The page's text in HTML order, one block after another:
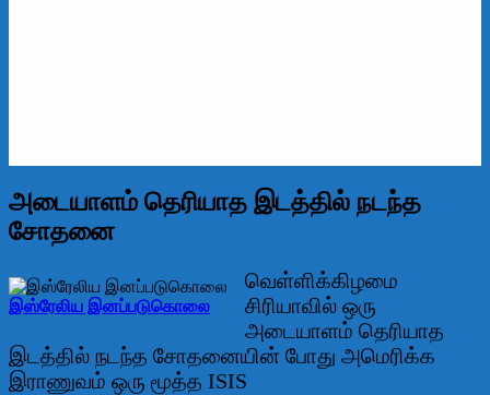
அடையாளம் தெரியாத இடத்தில் நடந்த
சோதனை
இஸ்ரேலிய இனப்படுகொலை
வெள்ளிக்கிழமை
சிரியாவில் ஒரு
அடையாளம் தெரியாத
இடத்தில் நடந்த சோதனையின் போது அமெரிக்க
இராணுவம் ஒரு மூத்த ISIS